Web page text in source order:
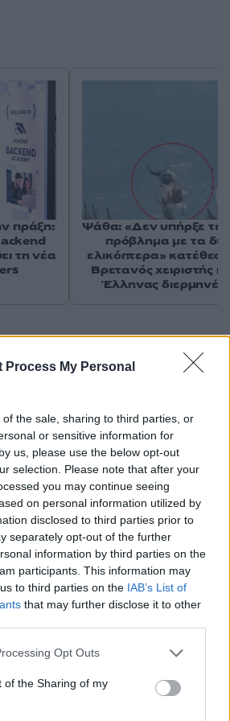
Process My Personal
the sale, sharing to third parties, or
or sensitive information for
us, please use the below opt-out
selection. Please note that after your
you may continue seeing
on personal information utilized by
disclosed to third parties prior to
separately opt-out of the further
information by third parties on the
participants. This information may
to third parties on the IAB’s List of
that may further disclose it to other
app uses one or more Google
or usage behaviour. You may click to
to Google and its third-party tags to
specified purposes in below Google
Opt Outs
of the Sharing of my
εδώ
50 /50
2000 /2000
σχολίου
Όροι Χρήσηςτης Google.
Κόσμος
πράξη:
τη νέα
Ψάθα: «Δεν υπήρξε
πρόβλημα με τα
ελικόπτερα»
Βρετανός χειριστής
Έλληνας